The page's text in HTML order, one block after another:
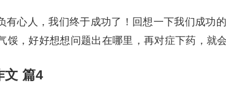
心人，我们终于成功了！回想一下我们成功
馁，好好想想问题出在哪里，再对症下药，就会
文 篇4